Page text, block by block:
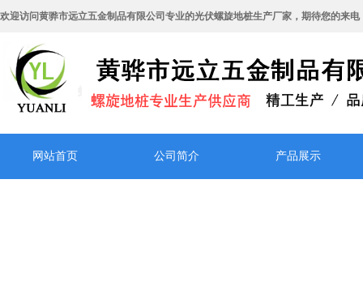
欢迎访问黄骅市远立五金制品有限公司专业的光伏螺旋地桩生产厂家，期待您的来电
网站首页 公司简介 产品展示